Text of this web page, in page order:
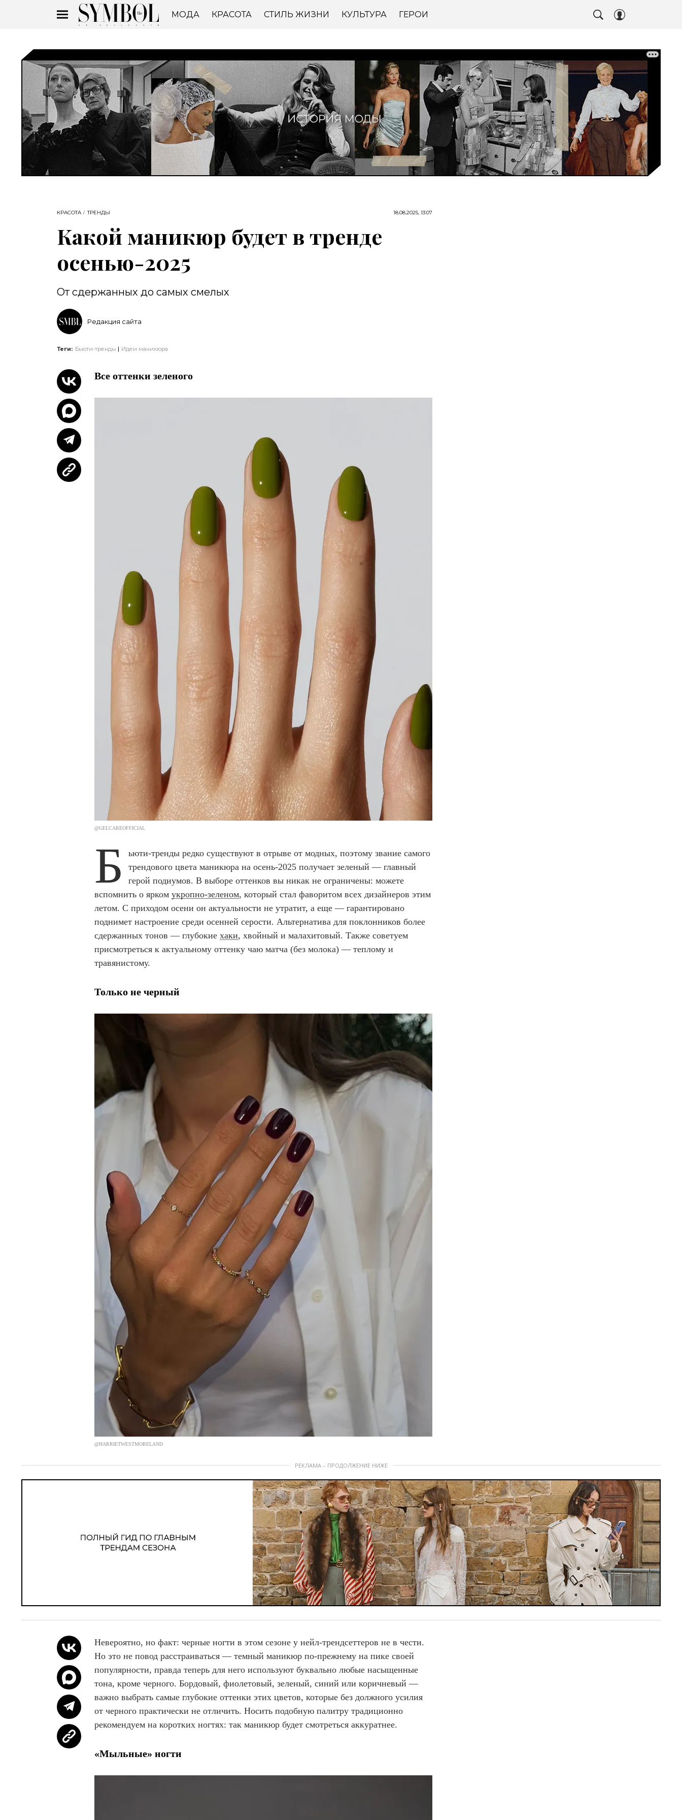
МОДА КРАСОТА СТИЛЬ ЖИЗНИ КУЛЬТУРА ГЕРОИ
КРАСОТА ТРЕНДЫ 18.08.2025, 13:07
Какой маникюр будет в тренде
осенью-2025
От сдержанных до самых смелых
Редакция сайта
Теги: Бьюти-тренды Идеи маникюра
Все оттенки зеленого
@GELCAREOFFICIAL
Б
ьюти-тренды редко существуют в отрыве от модных, поэтому звание самого
трендового цвета маникюра на осень-2025 получает зеленый — главный
герой подиумов. В выборе оттенков вы никак не ограничены: можете
вспомнить о ярком укропно-зеленом, который стал фаворитом всех дизайнеров этим
летом. С приходом осени он актуальности не утратит, а еще — гарантировано
поднимет настроение среди осенней серости. Альтернатива для поклонников более
сдержанных тонов — глубокие хаки, хвойный и малахитовый. Также советуем
присмотреться к актуальному оттенку чаю матча (без молока) — теплому и
травянистому.
Только не черный
@HARRIETWESTMORELAND
РЕКЛАМА – ПРОДОЛЖЕНИЕ НИЖЕ
Невероятно, но факт: черные ногти в этом сезоне у нейл-трендсеттеров не в чести.
Но это не повод расстраиваться — темный маникюр по-прежнему на пике своей
популярности, правда теперь для него используют буквально любые насыщенные
тона, кроме черного. Бордовый, фиолетовый, зеленый, синий или коричневый —
важно выбрать самые глубокие оттенки этих цветов, которые без должного усилия
от черного практически не отличить. Носить подобную палитру традиционно
рекомендуем на коротких ногтях: так маникюр будет смотреться аккуратнее.
«Мыльные» ногти